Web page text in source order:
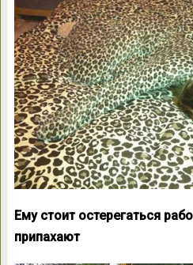
Ему стоит остерегаться
припахают